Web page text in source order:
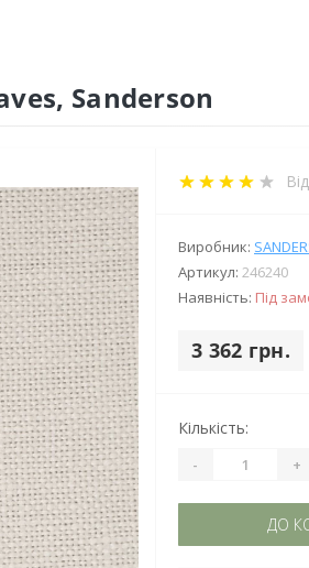
Sanderson
Виробник:
Артикул: 246240
Наявність: Під
3 362 грн.
Кількість:
- +
ДО